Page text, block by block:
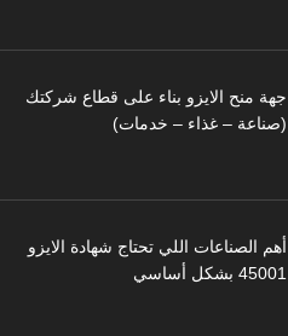
جهة منح الايزو بناء على قطاع شركتك
(صناعة – غذاء – خدمات)
أهم الصناعات اللي تحتاج شهادة الايزو
45001 بشكل أساسي